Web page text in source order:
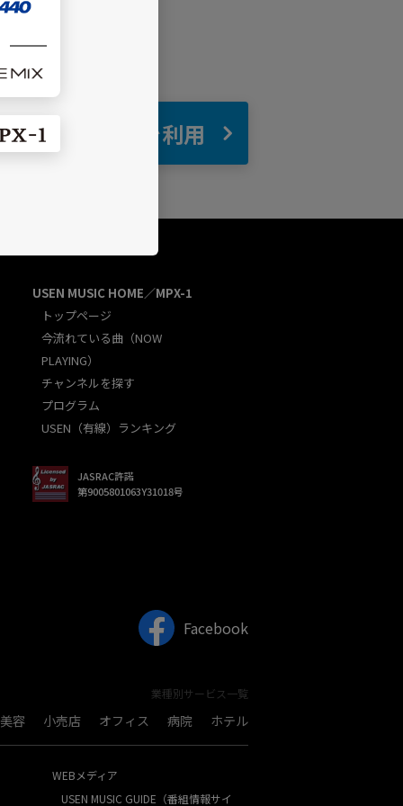
自宅 でBGMを利用
USEN MUSIC HOME／MPX-1
トップページ
今流れている曲（NOW
PLAYING）
チャンネルを探す
プログラム
USEN（有線）ランキング
JASRAC許諾
第9005801063Y31018号
Facebook
業種別サービス一覧
容 小売店 オフィス 病院 ホテル
WEBメディア
USEN MUSIC GUIDE（番組情報サイ